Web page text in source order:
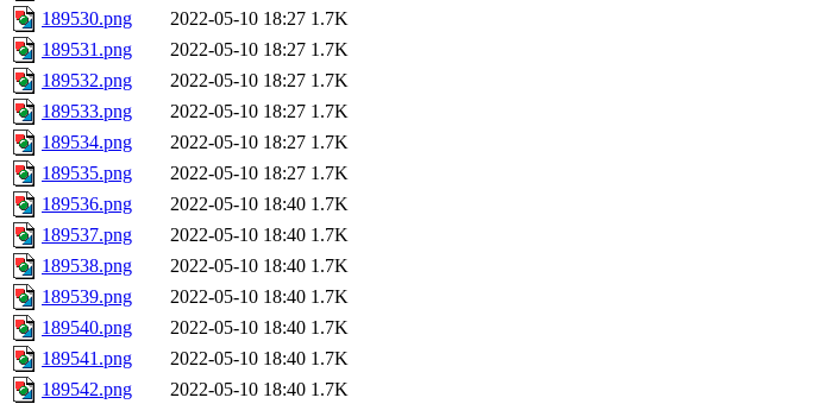
189530.png
2022-05-10 18:27 1.7K
189531.png
2022-05-10 18:27 1.7K
189532.png
2022-05-10 18:27 1.7K
189533.png
2022-05-10 18:27 1.7K
189534.png
2022-05-10 18:27 1.7K
189535.png
2022-05-10 18:27 1.7K
189536.png
2022-05-10 18:40 1.7K
189537.png
2022-05-10 18:40 1.7K
189538.png
2022-05-10 18:40 1.7K
189539.png
2022-05-10 18:40 1.7K
189540.png
2022-05-10 18:40 1.7K
189541.png
2022-05-10 18:40 1.7K
189542.png
2022-05-10 18:40 1.7K